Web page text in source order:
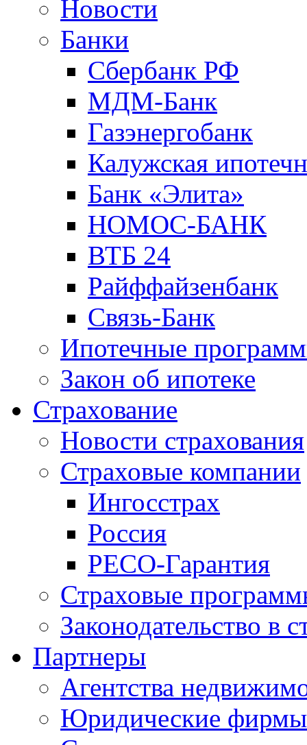
Новости
Банки
Сбербанк РФ
МДМ-Банк
Газэнергобанк
Калужская
Банк «Элита»
НОМОС-БАНК
ВТБ 24
Райффайзенбанк
Связь-Банк
Ипотечные
Закон об ипотеке
Страхование
Новости страхования
Страховые компании
Ингосстрах
Россия
РЕСО-Гарантия
Страховые
Законодательство в
Партнеры
Агентства
Юридические фирмы